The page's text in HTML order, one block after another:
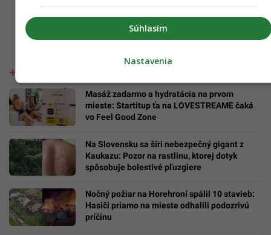
Masáž zadarmo a hydratácia na prvom
mieste: Startitup ťa na LOVESTREAME čaká
vo Feel Good Zone
Na Slovensku sa šíri nebezpečný gigant z
Kaukazu: Pozor na rastlinu, ktorej dotyk
spôsobuje bolestivé pľuzgiere
Nočný požiar na Horehroní spálil 10 stavieb:
Hasiči priamo na mieste odhalili podozrivú
príčinu
Súhlasím
Nastavenia